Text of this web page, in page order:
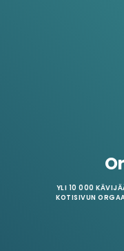
YLI 10 000
KOTISIVUN